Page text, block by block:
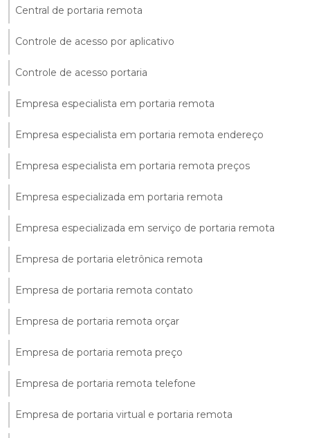
Central de portaria remota
Controle de acesso por aplicativo
Controle de acesso portaria
Empresa especialista em portaria remota
Empresa especialista em portaria remota endereço
Empresa especialista em portaria remota preços
Empresa especializada em portaria remota
Empresa especializada em serviço de portaria remota
Empresa de portaria eletrônica remota
Empresa de portaria remota contato
Empresa de portaria remota orçar
Empresa de portaria remota preço
Empresa de portaria remota telefone
Empresa de portaria virtual e portaria remota